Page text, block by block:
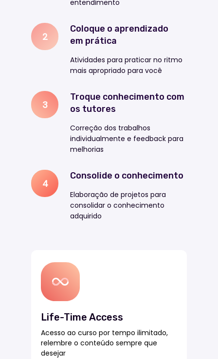
Coloque o aprendizado
em prática
Troque conhecimento com
os tutores
Consolide o conhecimento
entendimento
Atividades para praticar no ritmo
mais apropriado para você
Correção dos trabalhos
individualmente e feedback para
melhorias
Elaboração de projetos para
consolidar o conhecimento
adquirido
2
3
4
Life-Time Access
Acesso ao curso por tempo ilimitado,
relembre o conteúdo sempre que
desejar